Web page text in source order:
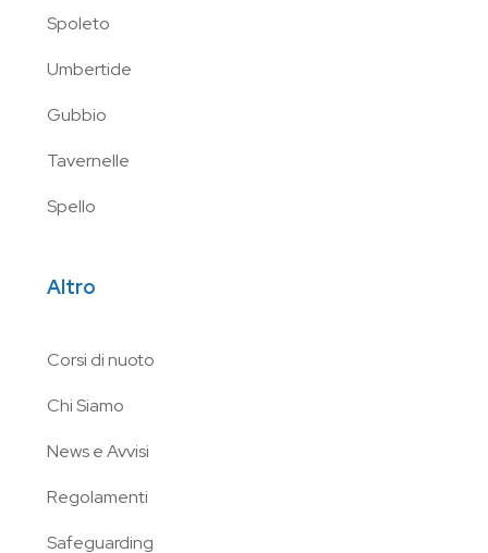
Spoleto
Umbertide
Gubbio
Tavernelle
Spello
Altro
Corsi di nuoto
Chi Siamo
News e Avvisi
Regolamenti
Safeguarding